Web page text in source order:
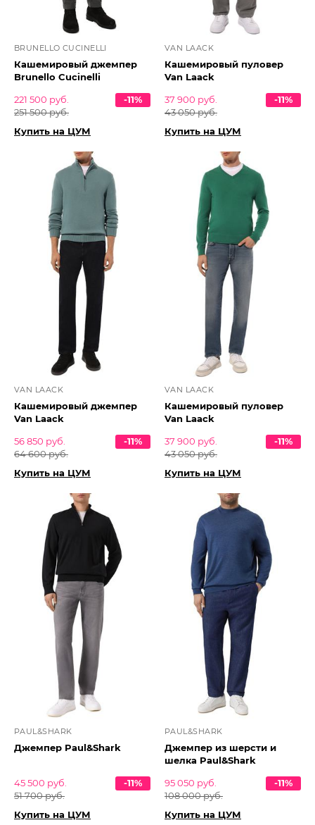
BRUNELLO CUCINELLI
Кашемировый джемпер
Brunello Cucinelli
221 500 руб.
251 500 руб.
-11%
Купить на ЦУМ
VAN LAACK
Кашемировый пуловер
Van Laack
37 900 руб.
43 050 руб.
-11%
Купить на ЦУМ
VAN LAACK
Кашемировый джемпер
Van Laack
56 850 руб.
64 600 руб.
-11%
Купить на ЦУМ
VAN LAACK
Кашемировый пуловер
Van Laack
37 900 руб.
43 050 руб.
-11%
Купить на ЦУМ
PAUL&SHARK
Джемпер Paul&Shark
45 500 руб.
51 700 руб.
-11%
Купить на ЦУМ
PAUL&SHARK
Джемпер из шерсти и
шелка Paul&Shark
95 050 руб.
108 000 руб.
-11%
Купить на ЦУМ